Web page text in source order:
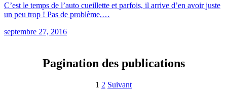
C’est le temps de l’auto cueillette et parfois, il arrive d’en avoir juste
un peu trop ! Pas de problème,…
septembre 27, 2016
Pagination des publications
1 2 Suivant